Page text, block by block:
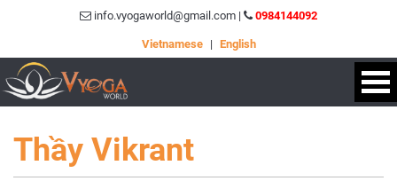
info.vyogaworld@gmail.com | 0984144092
Vietnamese | English
Thầy Vikrant